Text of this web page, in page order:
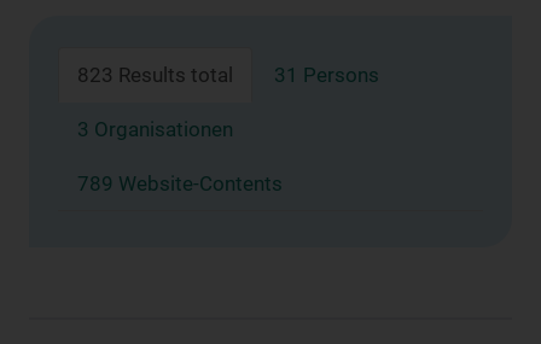
823 Results total 31 Persons
3 Organisationen
789 Website-Contents